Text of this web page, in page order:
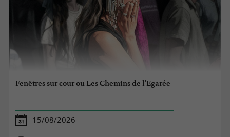
Fenêtres sur cour ou Les Chemins de l'Egarée
15/08/2026